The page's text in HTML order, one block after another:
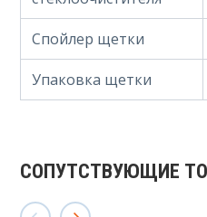
Спойлер щетки
Упаковка щетки
СОПУТСТВУЮЩИЕ